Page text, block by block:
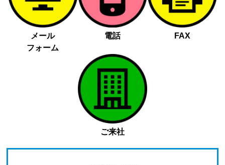
メール
フォーム
電話 FAX
ご来社